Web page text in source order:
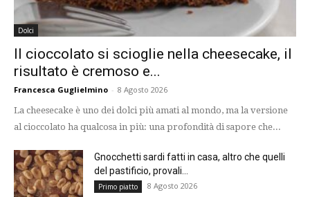
Dolci
Il cioccolato si scioglie nella cheesecake, il
risultato è cremoso e...
Francesca Guglielmino - 8 Agosto 2026
La cheesecake è uno dei dolci più amati al mondo, ma la versione
al cioccolato ha qualcosa in più: una profondità di sapore che...
Gnocchetti sardi fatti in casa, altro che quelli
del pastificio, provali...
Primo piatto 8 Agosto 2026